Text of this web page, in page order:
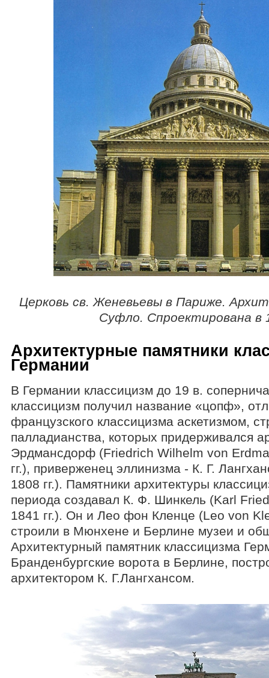
Церковь св. Женевьевы в Париже.
Суфло. Спроектирована в
Архитектурные памятники
Германии
В Германии классицизм до 19 в.
классицизм получил название «цопф»,
французского классицизма аскетизмом,
палладианства, которых придерживался
Эрдмансдорф (Friedrich Wilhelm von
гг.), приверженец эллинизма - К. Г.
1808 гг.). Памятники архитектуры
периода создавал К. Ф. Шинкель (Karl
1841 гг.). Он и Лео фон Кленце (Leo von
строили в Мюнхене и Берлине музеи и
Архитектурный памятник классицизма
Бранденбургские ворота в Берлине,
архитектором К. Г.Лангхансом.